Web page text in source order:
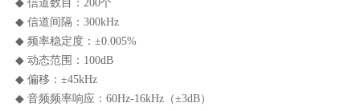
◆ 信道数目：200个
◆ 信道间隔：300kHz
◆ 频率稳定度：±0.005%
◆ 动态范围：100dB
◆ 偏移：±45kHz
◆ 音频频率响应：60Hz-16kHz（±3dB）